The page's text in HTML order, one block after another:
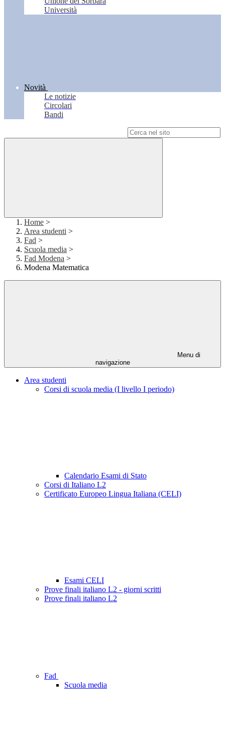
Università
Novità
Le notizie
Circolari
Bandi
Home >
Area studenti >
Fad >
Scuola media >
Fad Modena >
Modena Matematica
Menu di
navigazione
Area studenti
Corsi di scuola media (I livello I periodo)
Calendario Esami di Stato
Corsi di Italiano L2
Certificato Europeo Lingua Italiana (CELI)
Esami CELI
Prove finali italiano L2 - giorni scritti
Prove finali italiano L2
Fad
Scuola media